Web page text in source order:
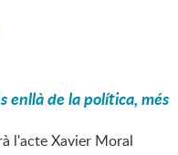
enllà de la política, més
l'acte Xavier Moral